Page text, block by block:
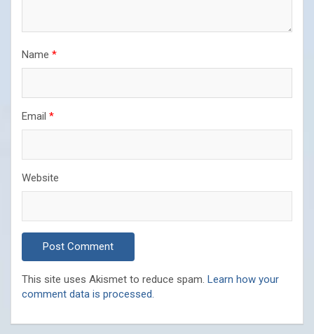
Name *
Email *
Website
This site uses Akismet to reduce spam. Learn how your
comment data is processed.